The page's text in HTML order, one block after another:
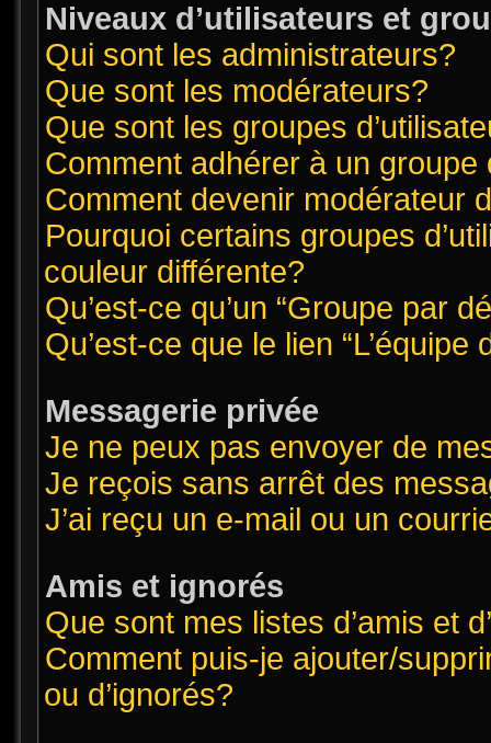
Niveaux d’utilisateurs et
Qui sont les administrateurs?
Que sont les modérateurs?
Que sont les groupes
Comment adhérer à un groupe
Comment devenir modérateur
Pourquoi certains groupes
couleur différente?
Qu’est-ce qu’un “Groupe par
Qu’est-ce que le lien “L’équipe
Messagerie privée
Je ne peux pas envoyer de
Je reçois sans arrêt des
J’ai reçu un e-mail ou un
Amis et ignorés
Que sont mes listes d’amis et
Comment puis-je ajouter/
ou d’ignorés?